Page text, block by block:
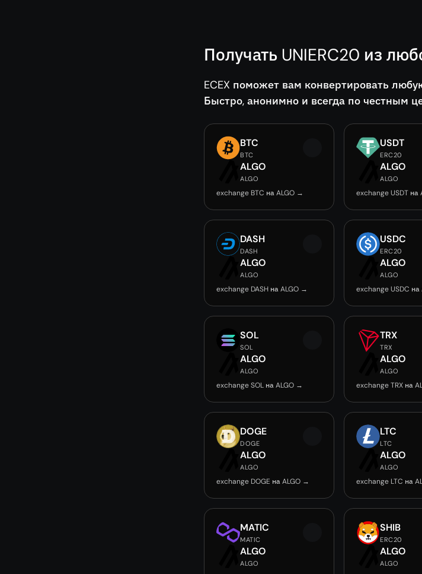
Получать UNIERC20 из
ECEX поможет вам конвертировать
Быстро, анонимно и всегда по честным
BTC
BTC
ALGO
ALGO
exchange BTC на ALGO →
USDT
ERC20
ALGO
ALGO
exchange USDT на
DASH
DASH
ALGO
ALGO
exchange DASH на ALGO →
USDC
ERC20
ALGO
ALGO
exchange USDC на
SOL
SOL
ALGO
ALGO
exchange SOL на ALGO →
TRX
TRX
ALGO
ALGO
exchange TRX на
DOGE
DOGE
ALGO
ALGO
exchange DOGE на ALGO →
LTC
LTC
ALGO
ALGO
exchange LTC на
MATIC
MATIC
ALGO
ALGO
SHIB
ERC20
ALGO
ALGO